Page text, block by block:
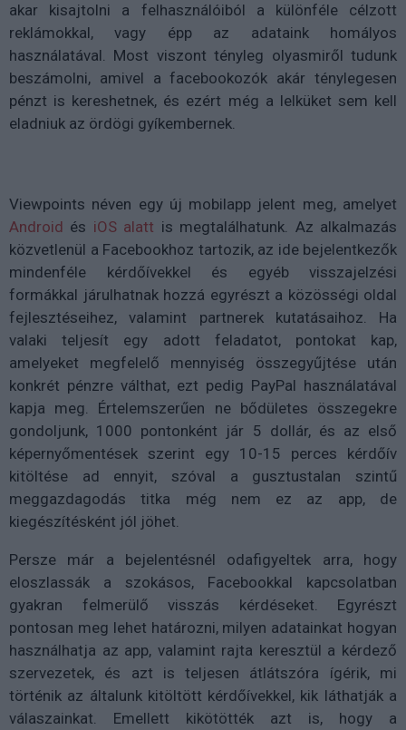
akar kisajtolni a felhasználóiból a különféle célzott
reklámokkal, vagy épp az adataink homályos
használatával. Most viszont tényleg olyasmiről tudunk
beszámolni, amivel a facebookozók akár ténylegesen
pénzt is kereshetnek, és ezért még a lelküket sem kell
eladniuk az ördögi gyíkembernek.
Viewpoints néven egy új mobilapp jelent meg, amelyet
Android és iOS alatt is megtalálhatunk. Az alkalmazás
közvetlenül a Facebookhoz tartozik, az ide bejelentkezők
mindenféle kérdőívekkel és egyéb visszajelzési
formákkal járulhatnak hozzá egyrészt a közösségi oldal
fejlesztéseihez, valamint partnerek kutatásaihoz. Ha
valaki teljesít egy adott feladatot, pontokat kap,
amelyeket megfelelő mennyiség összegyűjtése után
konkrét pénzre válthat, ezt pedig PayPal használatával
kapja meg. Értelemszerűen ne bődületes összegekre
gondoljunk, 1000 pontonként jár 5 dollár, és az első
képernyőmentések szerint egy 10-15 perces kérdőív
kitöltése ad ennyit, szóval a gusztustalan szintű
meggazdagodás titka még nem ez az app, de
kiegészítésként jól jöhet.
Persze már a bejelentésnél odafigyeltek arra, hogy
eloszlassák a szokásos, Facebookkal kapcsolatban
gyakran felmerülő visszás kérdéseket. Egyrészt
pontosan meg lehet határozni, milyen adatainkat hogyan
használhatja az app, valamint rajta keresztül a kérdező
szervezetek, és azt is teljesen átlátszóra ígérik, mi
történik az általunk kitöltött kérdőívekkel, kik láthatják a
válaszainkat. Emellett kikötötték azt is, hogy a